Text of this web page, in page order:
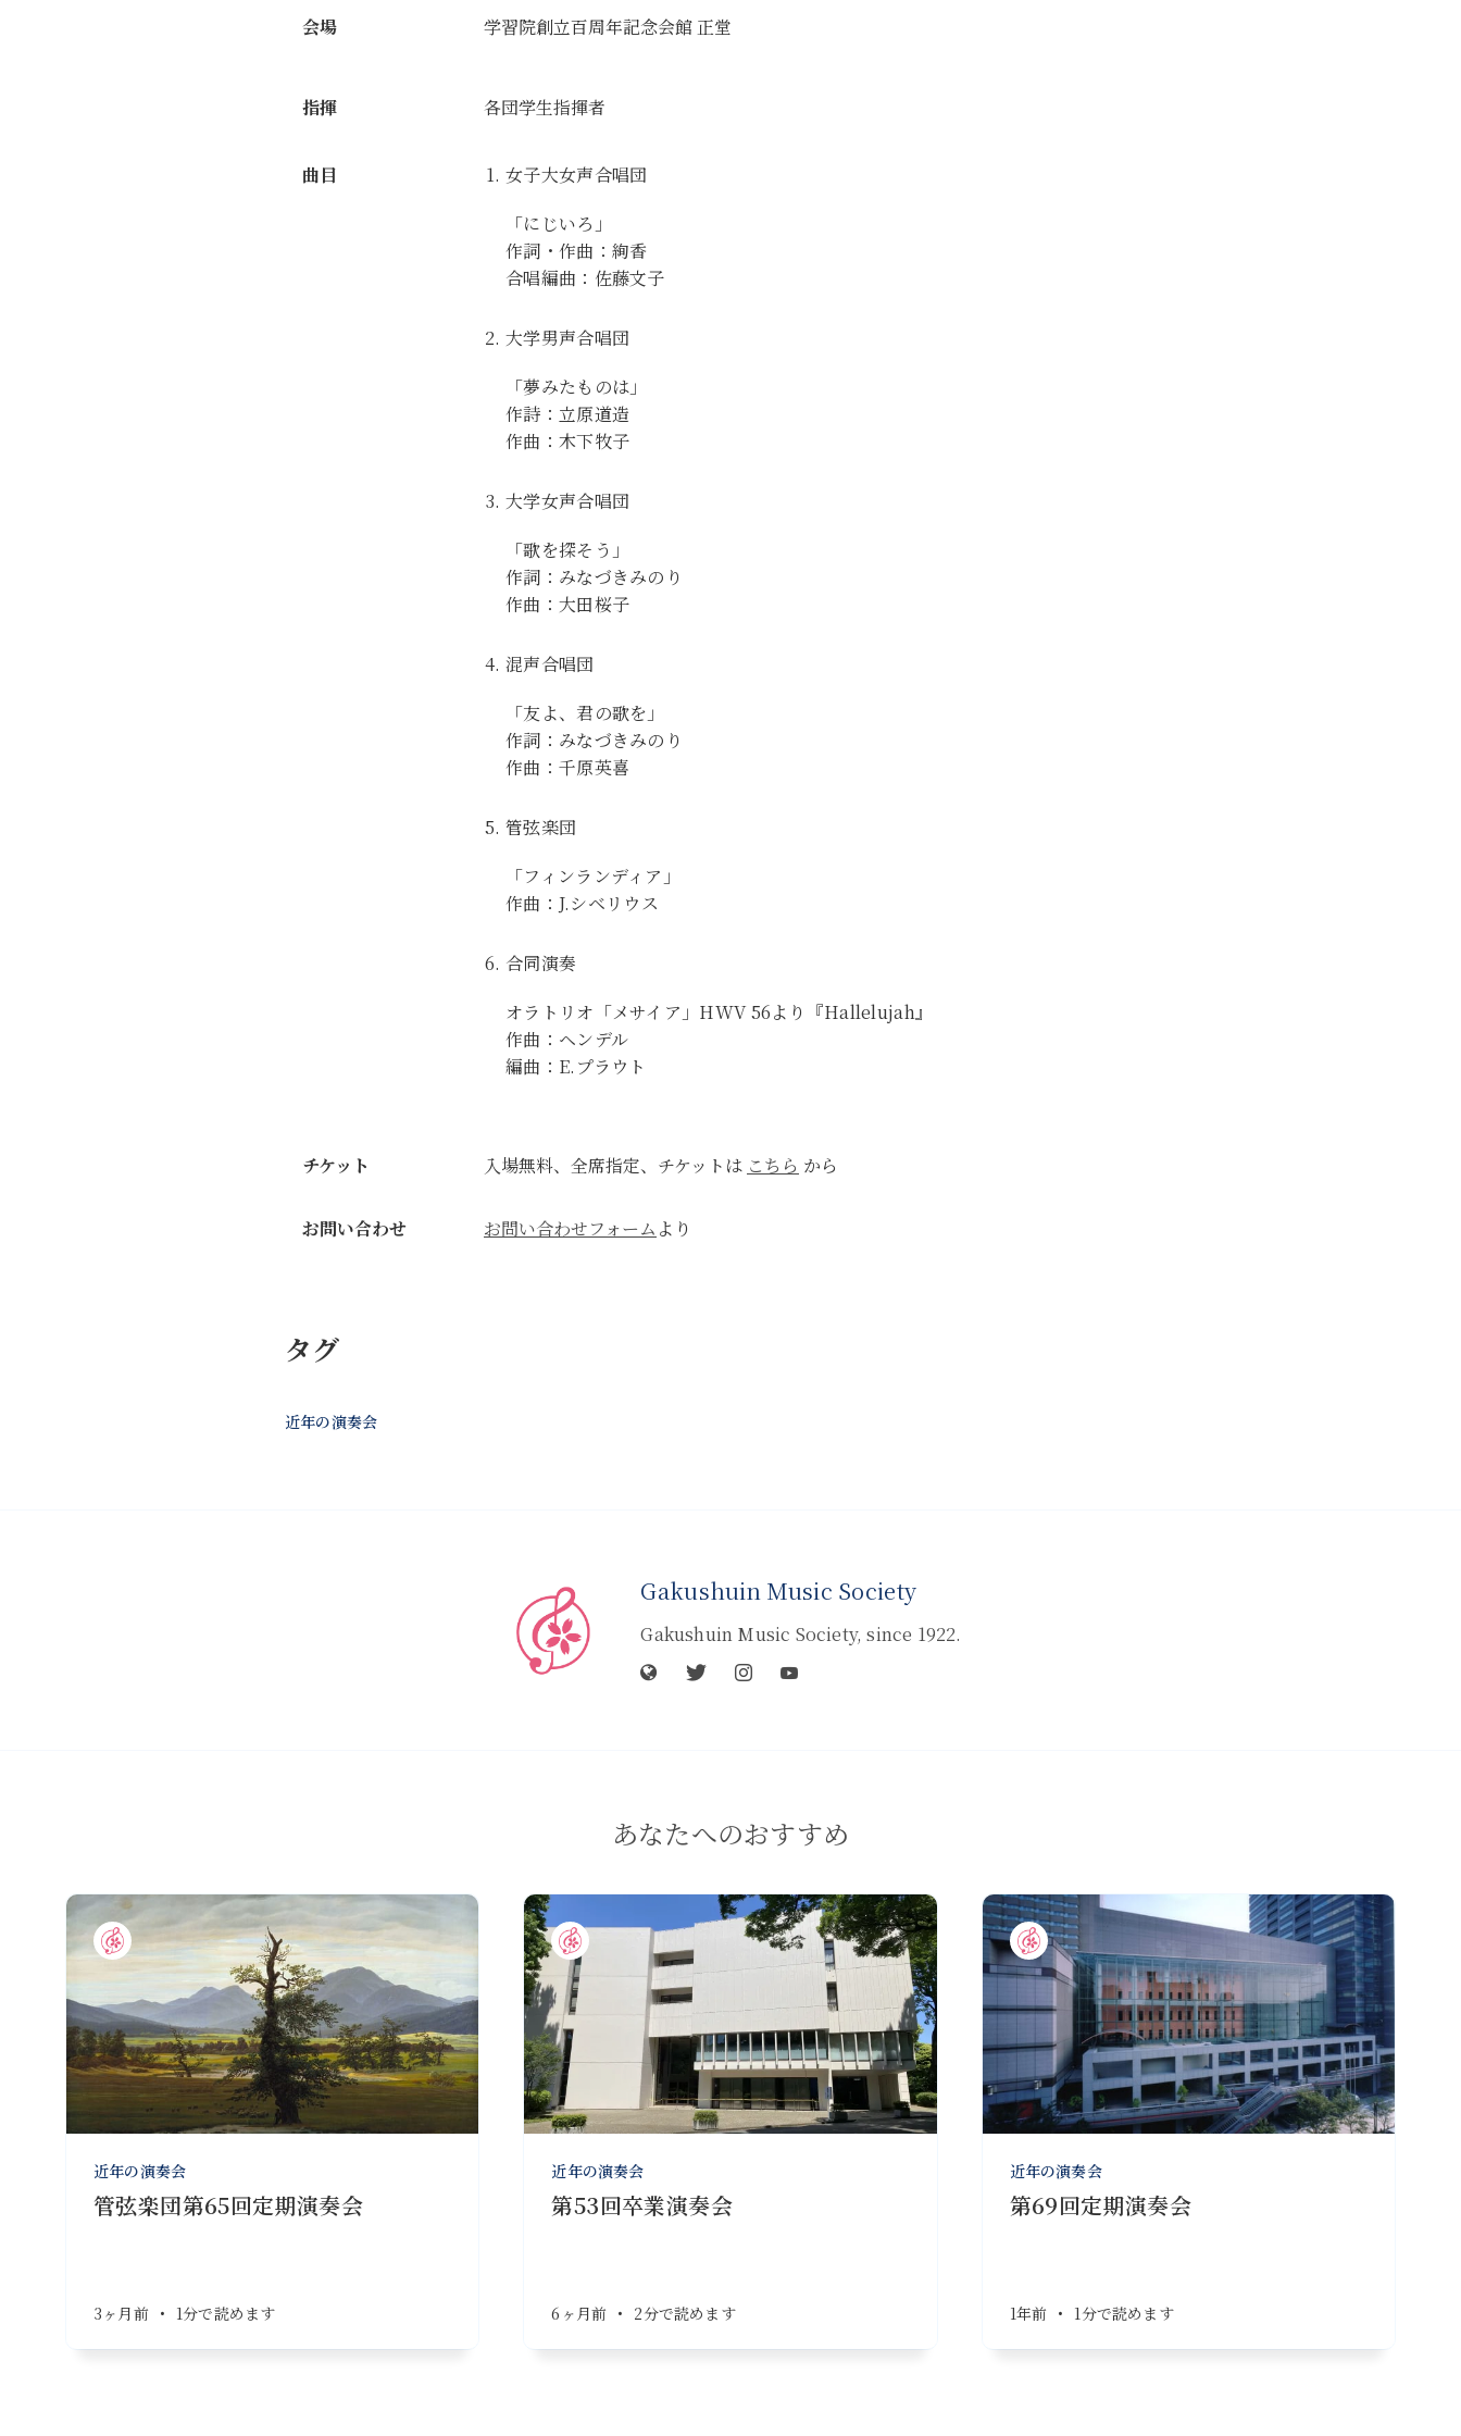
会場 学習院創立百周年記念会館 正堂
指揮 各団学生指揮者
曲目
女子大女声合唱団
「にじいろ」
作詞・作曲：絢香
合唱編曲：佐藤文子
大学男声合唱団
「夢みたものは」
作詩：立原道造
作曲：木下牧子
大学女声合唱団
「歌を探そう」
作詞：みなづきみのり
作曲：大田桜子
混声合唱団
「友よ、君の歌を」
作詞：みなづきみのり
作曲：千原英喜
管弦楽団
「フィンランディア」
作曲：J.シベリウス
合同演奏
オラトリオ「メサイア」HWV 56より『Hallelujah』
作曲：ヘンデル
編曲：E.プラウト
チケット 入場無料、全席指定、チケットは こちら から
お問い合わせ お問い合わせフォーム より
タグ
近年の演奏会
Gakushuin Music Society
Gakushuin Music Society, since 1922.
あなたへのおすすめ
近年の演奏会
管弦楽団第65回定期演奏会
3ヶ月前 • 1分で読めます
近年の演奏会
第53回卒業演奏会
6ヶ月前 • 2分で読めます
近年の演奏会
第69回定期演奏会
1年前 • 1分で読めます